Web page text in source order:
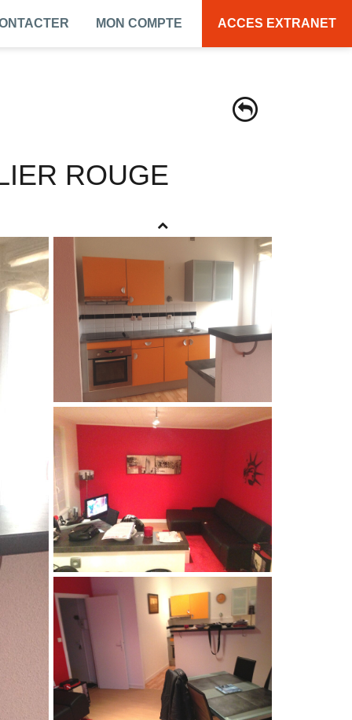
MON COMPTE ACCES EXTRANET
ROUGE